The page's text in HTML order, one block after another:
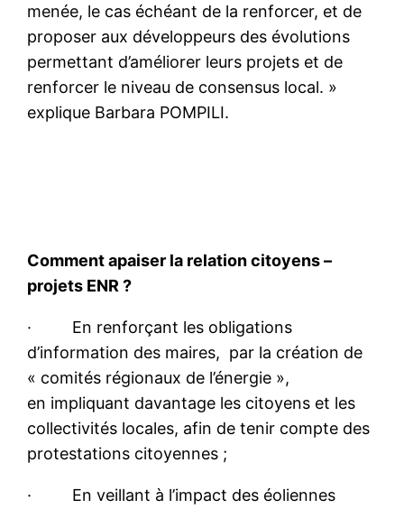
menée, le cas échéant de la renforcer, et de
proposer aux développeurs des évolutions
permettant d’améliorer leurs projets et de
renforcer le niveau de consensus local. »
explique Barbara POMPILI.
Comment apaiser la relation citoyens –
projets ENR ?
· En renforçant les obligations
d’information des maires, par la création de
« comités régionaux de l’énergie »,
en impliquant davantage les citoyens et les
collectivités locales, afin de tenir compte des
protestations citoyennes ;
· En veillant à l’impact des éoliennes